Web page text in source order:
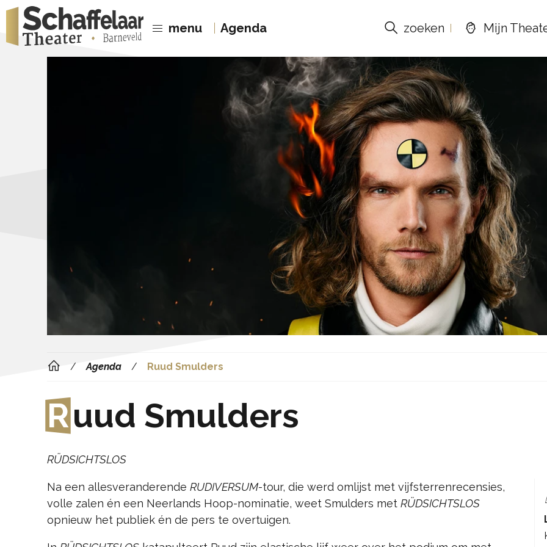
menu Agenda zoeken Mijn
Agenda Ruud Smulders
Ruud Smulders
RÜDSICHTSLOS
Na een allesveranderende RUDIVERSUM-tour, die werd omlijst met vijfsterrenrecensies,
volle zalen én een Neerlands Hoop-nominatie, weet Smulders met RÜDSICHTSLOS
opnieuw het publiek én de pers te overtuigen.